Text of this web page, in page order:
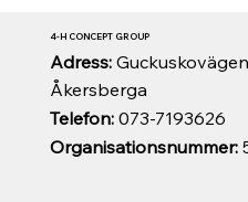
Organisationsnummer:
Telefon:073-7193626
Adress:
Åkersberga
4-H CONCEPT GROUP